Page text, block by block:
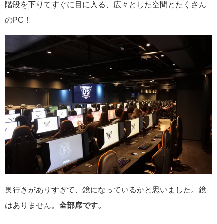
階段を下りてすぐに目に入る、広々とした空間とたくさん
のPC！
奥行きがありすぎて、鏡になっているかと思いました。鏡
はありません。 全部席です。